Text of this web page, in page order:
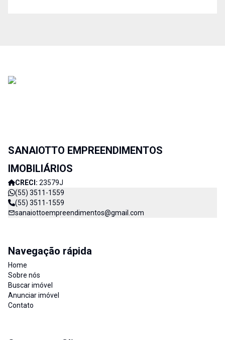
SANAIOTTO EMPREENDIMENTOS
IMOBILIÁRIOS
CRECI: 23579J
(55) 3511-1559
(55) 3511-1559
sanaiottoempreendimentos@gmail.com
Navegação rápida
Home
Sobre nós
Buscar imóvel
Anunciar imóvel
Contato